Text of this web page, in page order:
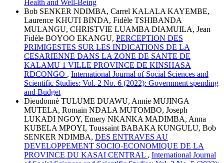
Health and Well-Being
Bob SENKER NDIMBA, Carrel KALALA KAYEMBE,
Laurence KHUTI BINDA, Fidèle TSHIBANDA
MULANGU, CHRISTVIE LUAMBA DIAMUILA, Jean
Fidèle BOYOO EKANGU, PERCEPTION DES
PRIMIGESTES SUR LES INDICATIONS DE LA
CESARIENNE DANS LA ZONE DE SANTE DE
KALAMU 1 VILLE PROVINCE DE KINSHASA
RDCONGO , International Journal of Social Sciences and
Scientific Studies: Vol. 2 No. 6 (2022): Government spending
and Budget
Dieudonné TULUME DUAWU, Annie MUJINGA
MUTELA, Romain NDALA MUTOMBO, Joseph
LUKADI NGOY, Emery NKANKA MADIMBA, Anna
KUBELA MPOYI, Toussaint BABAKA KUNGULU, Bob
SENKER NDIMBA, DES ENTRAVES AU
DEVELOPPEMENT SOCIO-ECONOMIQUE DE LA
PROVINCE DU KASAI CENTRAL , International Journal